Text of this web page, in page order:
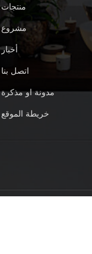
منتجات
مشروع
أخبار
اتصل بنا
مدونة او مذكرة
خريطة الموقع